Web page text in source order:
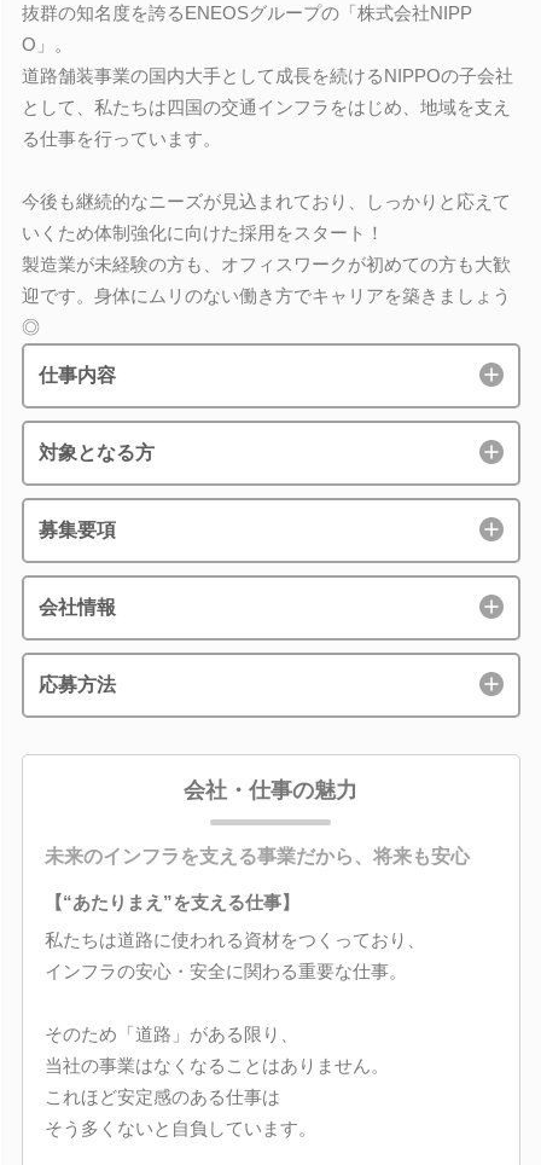
抜群の知名度を誇るENEOSグループの「株式会社NIPP
O」。
道路舗装事業の国内大手として成長を続けるNIPPOの子会社
として、私たちは四国の交通インフラをはじめ、地域を支え
る仕事を行っています。
今後も継続的なニーズが見込まれており、しっかりと応えて
いくため体制強化に向けた採用をスタート！
製造業が未経験の方も、オフィスワークが初めての方も大歓
迎です。身体にムリのない働き方でキャリアを築きましょう
◎
仕事内容
対象となる方
募集要項
会社情報
応募方法
会社・仕事の魅力
未来のインフラを支える事業だから、将来も安心
【“あたりまえ”を支える仕事】
私たちは道路に使われる資材をつくっており、
インフラの安心・安全に関わる重要な仕事。
そのため「道路」がある限り、
当社の事業はなくなることはありません。
これほど安定感のある仕事は
そう多くないと自負しています。